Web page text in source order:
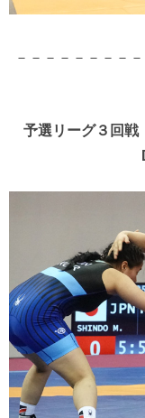
－－－－－－－－
予選リーグ３回